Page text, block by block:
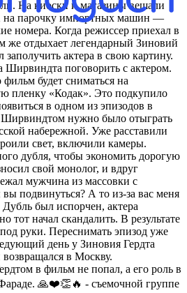
На киоски и магазины вешали
на парочку импортных машин —
номера. Когда режиссер приехал в
же отдыхает легендарный Зиновий
актера в свою картину.
поговорить с актером.
будет сниматься на
пленку «Кодак». Это подкупило
в одном из эпизодов в
Ширвиндтом нужно было отыграть
набережной. Уже расставили
свет, включили камеры.
дубля, чтобы экономить дорогую
свой монолог, и вдруг
мужчина из массовки с
подвинуться? А то из-за вас меня
был испорчен, актера
тот начал скандалить. В результате
руки. Переснимать эпизод уже
день у Зиновия Гердта
в Москву.
в фильм не попал, а его роль в
🙏❤️👏🔥 - съемочной группе